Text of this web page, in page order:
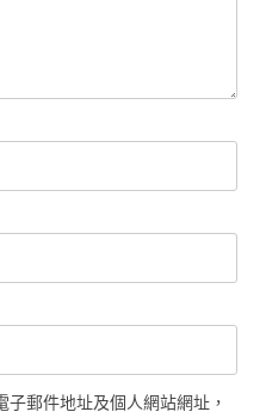
子郵件地址及個人網站網址，